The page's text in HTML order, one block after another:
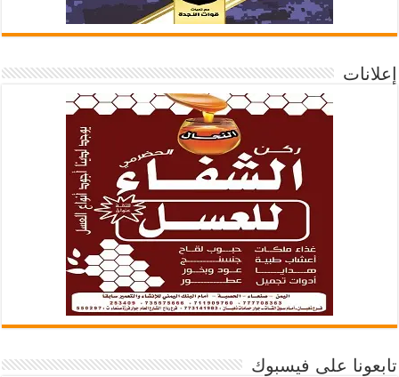
إعلانات
تابعونا على فيسبوك